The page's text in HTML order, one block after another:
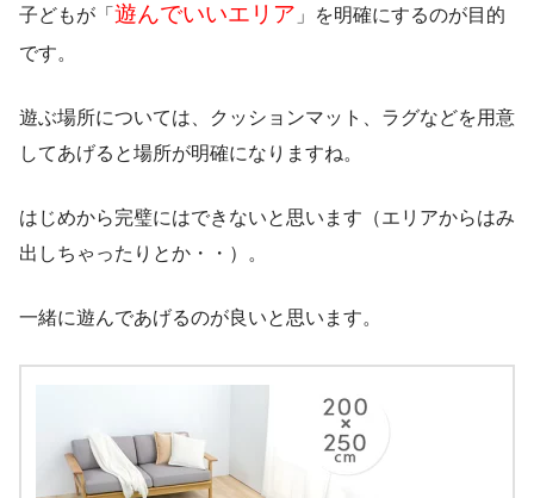
子どもが「 遊んでいいエリア 」を明確にするのが目的
です。
遊ぶ場所については、クッションマット、ラグなどを用意
してあげると場所が明確になりますね。
はじめから完璧にはできないと思います（エリアからはみ
出しちゃったりとか・・）。
一緒に遊んであげるのが良いと思います。